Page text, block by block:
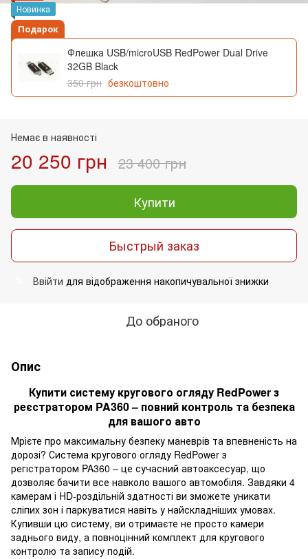
Новинка
Подарок
Флешка USB/microUSB RedPower Dual Drive
32GB Black
350 грн безкоштовно
Немає в наявності
20 250 грн 23 400 грн
Купити
Быстрый заказ
Ввійти для відображення накопичувальної знижки
До обраного
Опис
Купити систему кругового огляду RedPower з
реєстратором PA360 – повний контроль та безпека
для вашого авто
Мрієте про максимальну безпеку маневрів та впевненість на
дорозі? Система кругового огляду RedPower з
регістратором PA360 – це сучасний автоаксесуар, що
дозволяє бачити все навколо вашого автомобіля. Завдяки 4
камерам і HD-роздільній здатності ви зможете уникати
сліпих зон і паркуватися навіть у найскладніших умовах.
Купивши цю систему, ви отримаєте не просто камери
заднього виду, а повноцінний комплект для кругового
контролю та запису подій.